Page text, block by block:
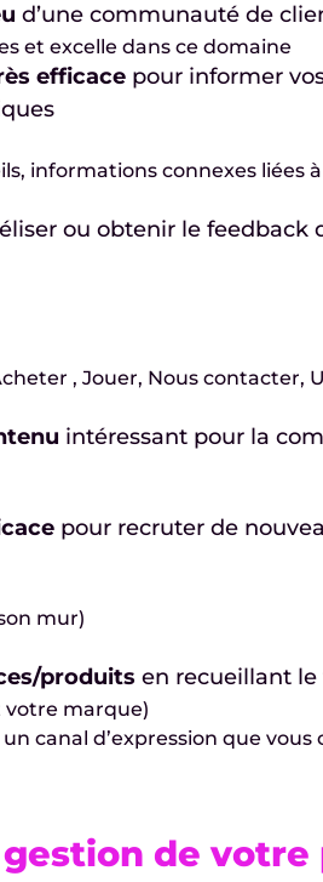
d’une communauté de
et excelle dans ce domaine
efficacepour informer
informations connexes liées
ou obtenir le feedback
, Jouer, Nous contacter,
intéressant pour la
pour recruter de
mur)
produits en recueillant le
votre marque)
canal d’expression que vous
de votre